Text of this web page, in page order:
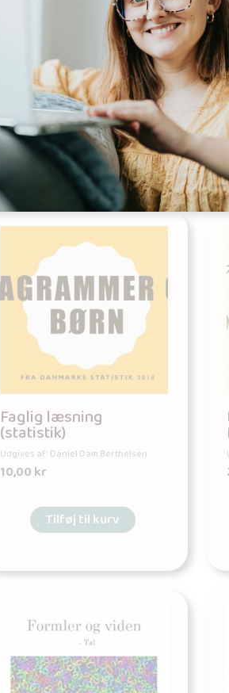
Udgives af: Daniel Dam Berthelsen
kr
Tilføj til kurv
Faglig læsning
(statistik)
Udgives af: Daniel Dam Berthelsen
10,00kr
Tilføj til kurv